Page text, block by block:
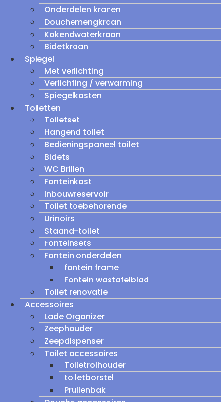
Onderdelen kranen
Douchemengkraan
Kokendwaterkraan
Bidetkraan
Spiegel
Met verlichting
Verlichting / verwarming
Spiegelkasten
Toiletten
Toiletset
Hangend toilet
Bedieningspaneel toilet
Bidets
WC Brillen
Fonteinkast
Inbouwreservoir
Toilet toebehorende
Urinoirs
Staand-toilet
Fonteinsets
Fontein onderdelen
fontein frame
Fontein wastafelblad
Toilet renovatie
Accessoires
Lade Organizer
Zeephouder
Zeepdispenser
Toilet accessoires
Toiletrolhouder
toiletborstel
Prullenbak